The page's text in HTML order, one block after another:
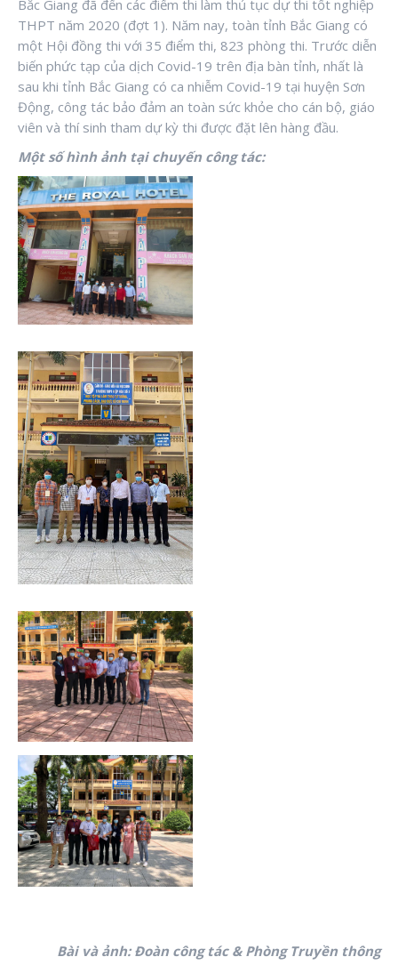
Bắc Giang đã đến các điểm thi làm thủ tục dự thi tốt nghiệp
THPT năm 2020 (đợt 1). Năm nay, toàn tỉnh Bắc Giang có
một Hội đồng thi với 35 điểm thi, 823 phòng thi. Trước diễn
biến phức tạp của dịch Covid-19 trên địa bàn tỉnh, nhất là
sau khi tỉnh Bắc Giang có ca nhiễm Covid-19 tại huyện Sơn
Động, công tác bảo đảm an toàn sức khỏe cho cán bộ, giáo
viên và thí sinh tham dự kỳ thi được đặt lên hàng đầu.
Một số hình ảnh tại chuyến công tác:
Bài và ảnh: Đoàn công tác & Phòng Truyền thông